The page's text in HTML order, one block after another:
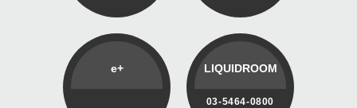
e+ LIQUIDROOM
03-5464-0800